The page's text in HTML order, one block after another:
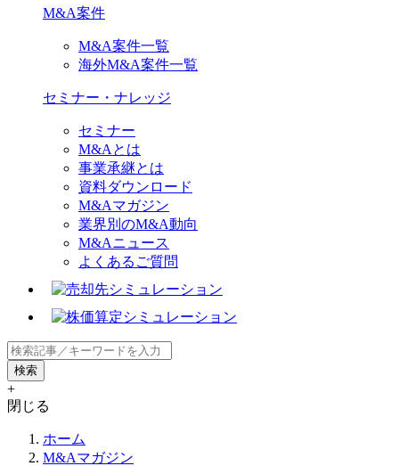
M&A案件
M&A案件一覧
海外M&A案件一覧
セミナー・ナレッジ
セミナー
M&Aとは
事業承継とは
資料ダウンロード
M&Aマガジン
業界別のM&A動向
M&Aニュース
よくあるご質問
+
閉じる
ホーム
M&Aマガジン